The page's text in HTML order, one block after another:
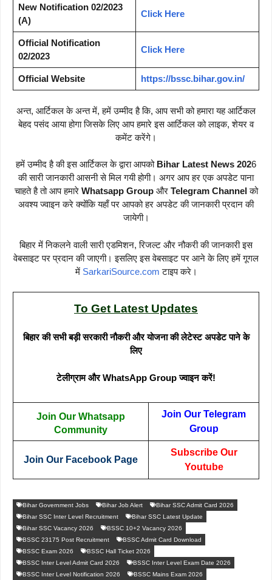
New Notification 02/2023
(A)
Click Here
Official Notification
02/2023
Click Here
Official Website https://bssc.bihar.gov.in/
अन्त, आर्टिकल के अन्त में, हमें उम्मीद है कि, आप सभी को हमारा यह आर्टिकल
बेहद पसंद आया होगा जिसके लिए आप हमारे इस आर्टिकल को लाइक, शेयर व
कमेंट करेंगे।
हमें उम्मीद है की इस आर्टिकल के द्वारा आपको Bihar Latest News 2026
की सारी जानकारी आसनी से मिल गयी होगी। अगर आप हर एक अपडेट पाना
चाहते है तो आप हमारे Whatsapp Groupऔर Telegram Channelको
अवश्य ज्वाइन करे क्योंकि यहाँ पर आपको हर अपडेट की जानकारी प्रदान की
जायेगी।
बिहार में निकलने वाली सारी एडमिशन, रिजल्ट और नौकरी की जानकारी इस
वेबसाइट पर प्रदान की जाएगी। इसलिए इस वेबसाइट पर आने के लिए हमें गूगल
में SarkariSource.com टाइप करे।
To Get Latest Updates
बिहार की सभी बड़ी सरकारी नौकरी और योजना की लेटेस्ट अपडेट पाने के
लिए
टेलीग्राम और WhatsApp Group ज्वाइन करें!
Join Our Whatsapp
Community
Join Our Telegram
Group
Join Our Facebook Page
Subscribe Our
Youtube
Bihar Government Jobs Bihar Job Alert
Bihar SSC Admit Card 2026
Bihar SSC Inter Level Recruitment
Bihar SSC Latest Update
Bihar SSC Vacancy 2026
BSSC 10+2 Vacancy 2026
BSSC 23175 Post Recruitment
BSSC Admit Card Download
BSSC Exam 2026
BSSC Hall Ticket 2026
BSSC Inter Level Admit Card 2026
BSSC Inter Level Exam Date 2026
BSSC Inter Level Notification 2026
BSSC Mains Exam 2026